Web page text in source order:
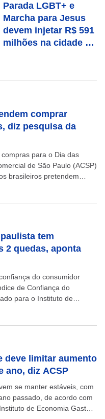
Parada LGBT+ e
Marcha para Jesus
devem injetar R$ 591
milhões na cidade de
comprar
diz pesquisa da
para o Dia das
de São Paulo (ACSP)
brasileiros pretendem
tem
2 quedas, aponta
do consumidor
de Confiança do
para o Instituto de
deve limitar aumento
ano, diz ACSP
se manter estáveis, com
passado, de acordo com
de Economia Gastão